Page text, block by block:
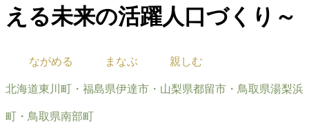
える未来の活躍人口づくり～
ながめる まなぶ 親しむ
北海道東川町・福島県伊達市・山梨県都留市・鳥取県湯梨浜
町・鳥取県南部町